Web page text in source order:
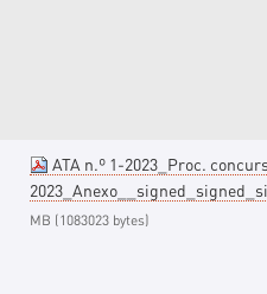
ATA n.º 1-2023_Proc.
MB (1083023 bytes)